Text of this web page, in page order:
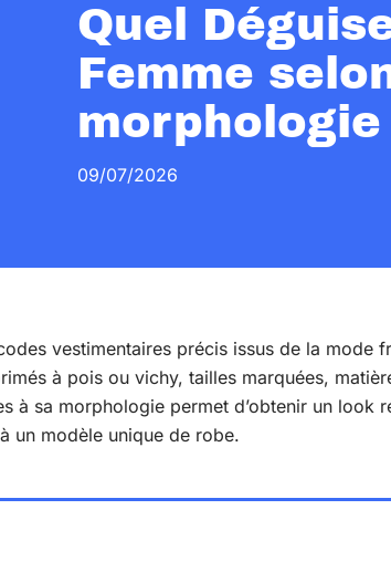
Quel
Femme
morphologie
09/07/2026
vestimentaires précis issus de la mode
à pois ou vichy, tailles marquées,
à sa morphologie permet d’obtenir un look
un modèle unique de robe.